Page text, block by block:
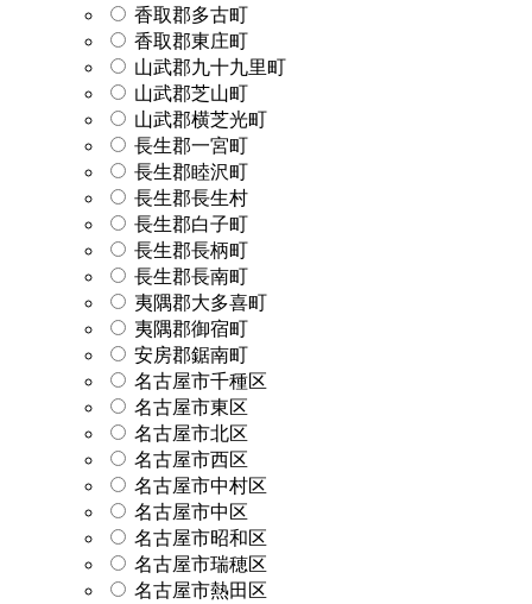
香取郡多古町
香取郡東庄町
山武郡九十九里町
山武郡芝山町
山武郡横芝光町
長生郡一宮町
長生郡睦沢町
長生郡長生村
長生郡白子町
長生郡長柄町
長生郡長南町
夷隅郡大多喜町
夷隅郡御宿町
安房郡鋸南町
名古屋市千種区
名古屋市東区
名古屋市北区
名古屋市西区
名古屋市中村区
名古屋市中区
名古屋市昭和区
名古屋市瑞穂区
名古屋市熱田区